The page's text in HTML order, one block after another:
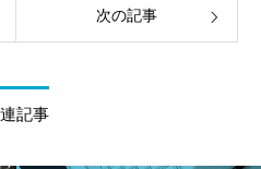
次の記事
記事